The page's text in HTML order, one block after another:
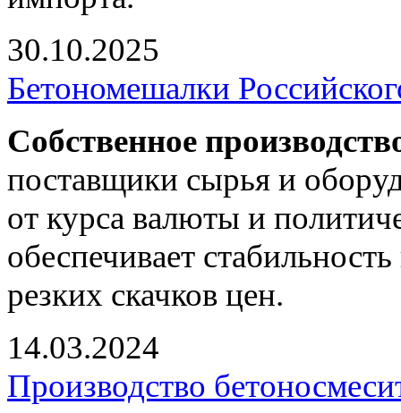
30.10.2025
Бетономешалки
Собственное
поставщики сырья и
от курса валюты и
обеспечивает
резких скачков цен.
14.03.2024
Производство